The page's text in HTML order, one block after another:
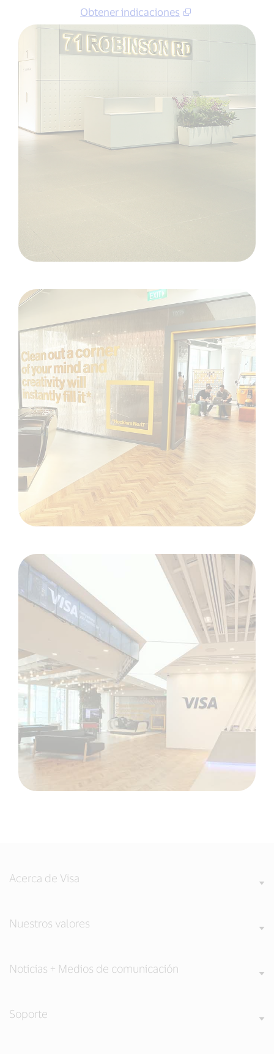
Obtener indicaciones
Acerca de Visa
Nuestros valores
Noticias + Medios de comunicación
Soporte